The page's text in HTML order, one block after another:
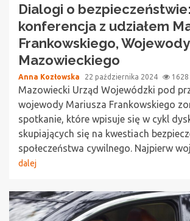
Dialogi o bezpieczeństwie:
konferencja z udziałem
Frankowskiego, Wojewody
Mazowieckiego
Anna Kozłowska 22 października 2024 1628
Mazowiecki Urząd Wojewódzki pod
wojewody Mariusza Frankowskiego
spotkanie, które wpisuje się w cykl
skupiających się na kwestiach
społeczeństwa cywilnego. Najpierw
dalej